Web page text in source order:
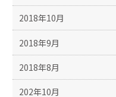
2018年10月
2018年9月
2018年8月
202年10月